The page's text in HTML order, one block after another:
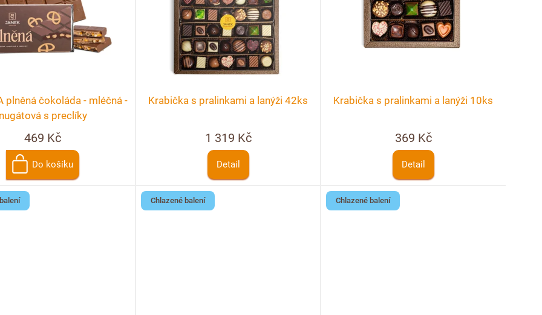
plněná čokoláda - mléčná -
nugátová s preclíky
469 Kč
Do košíku
Krabička s pralinkami a lanýži 42ks
1 319 Kč
Detail
Krabička s pralinkami a lanýži 10ks
369 Kč
Detail
Chlazené balení Chlazené balení